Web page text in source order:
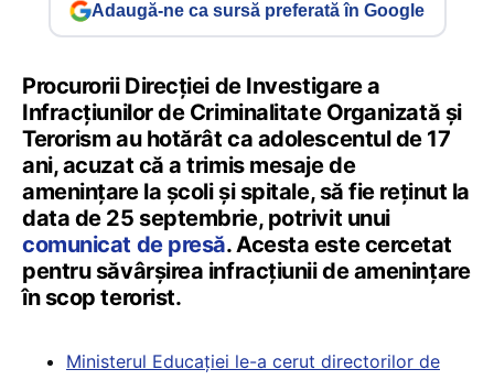
Adaugă-ne ca sursă preferată în Google
Procurorii Direcției de Investigare a
Infracțiunilor de Criminalitate Organizată și
Terorism au hotărât ca adolescentul de 17
ani, acuzat că a trimis mesaje de
amenințare la școli și spitale, să fie reținut la
data de 25 septembrie, potrivit unui
comunicat de presă. Acesta este cercetat
pentru săvârșirea infracțiunii de amenințare
în scop terorist.
Ministerul Educației le-a cerut directorilor de